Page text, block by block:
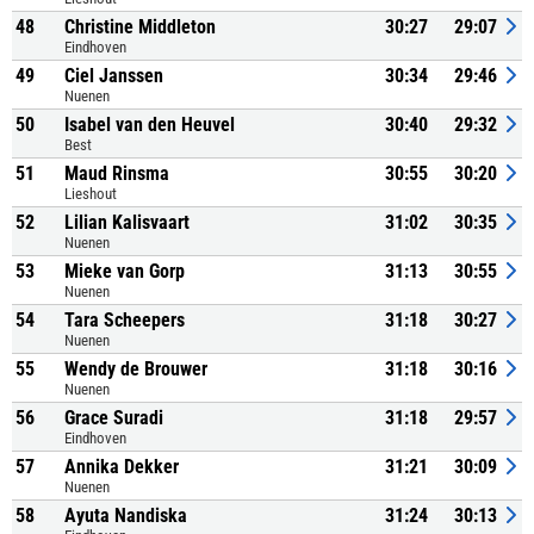
48 Christine Middleton
Eindhoven
30:27 29:07
49 Ciel Janssen
Nuenen
30:34 29:46
50 Isabel van den Heuvel
Best
30:40 29:32
51 Maud Rinsma
Lieshout
30:55 30:20
52 Lilian Kalisvaart
Nuenen
31:02 30:35
53 Mieke van Gorp
Nuenen
31:13 30:55
54 Tara Scheepers
Nuenen
31:18 30:27
55 Wendy de Brouwer
Nuenen
31:18 30:16
56 Grace Suradi
Eindhoven
31:18 29:57
57 Annika Dekker
Nuenen
31:21 30:09
58 Ayuta Nandiska 31:24 30:13